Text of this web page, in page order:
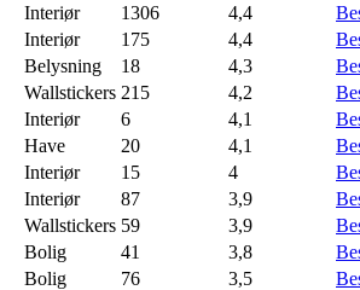
Interiør 1306 4,4
Interiør 175 4,4
Belysning 18 4,3
Wallstickers 215 4,2
Interiør 6 4,1
Have 20 4,1
Interiør 15 4
Interiør 87 3,9
Wallstickers 59 3,9
Bolig 41 3,8
Bolig 76 3,5